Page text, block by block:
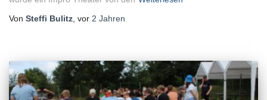
Von Steffi Bulitz, vor 2 Jahren